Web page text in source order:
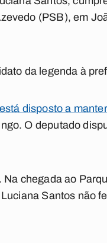
(PSB), em
da legenda à
disposto a
O deputado
chegada ao
Santos não